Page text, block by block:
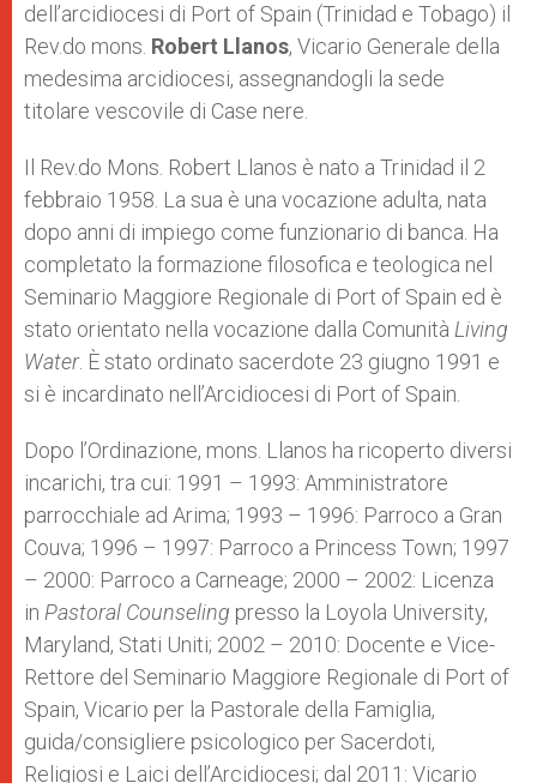
dell’arcidiocesi di Port of Spain (Trinidad e Tobago) il
Rev.do mons. Robert Llanos, Vicario Generale della
medesima arcidiocesi, assegnandogli la sede
titolare vescovile di Case nere.
Il Rev.do Mons. Robert Llanos è nato a Trinidad il 2
febbraio 1958. La sua è una vocazione adulta, nata
dopo anni di impiego come funzionario di banca. Ha
completato la formazione filosofica e teologica nel
Seminario Maggiore Regionale di Port of Spain ed è
stato orientato nella vocazione dalla Comunità Living
Water. È stato ordinato sacerdote 23 giugno 1991 e
si è incardinato nell’Arcidiocesi di Port of Spain.
Dopo l’Ordinazione, mons. Llanos ha ricoperto diversi
incarichi, tra cui: 1991 – 1993: Amministratore
parrocchiale ad Arima; 1993 – 1996: Parroco a Gran
Couva; 1996 – 1997: Parroco a Princess Town; 1997
– 2000: Parroco a Carneage; 2000 – 2002: Licenza
in Pastoral Counseling presso la Loyola University,
Maryland, Stati Uniti; 2002 – 2010: Docente e Vice-
Rettore del Seminario Maggiore Regionale di Port of
Spain, Vicario per la Pastorale della Famiglia,
guida/consigliere psicologico per Sacerdoti,
Religiosi e Laici dell’Arcidiocesi; dal 2011: Vicario